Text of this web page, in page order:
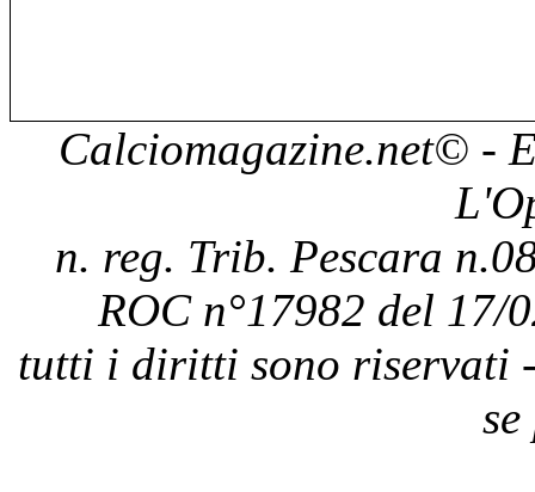
Calciomagazine.net© -
n. reg. Trib. Pescara
ROC n°17982 del 17/
tutti i diritti sono riservati